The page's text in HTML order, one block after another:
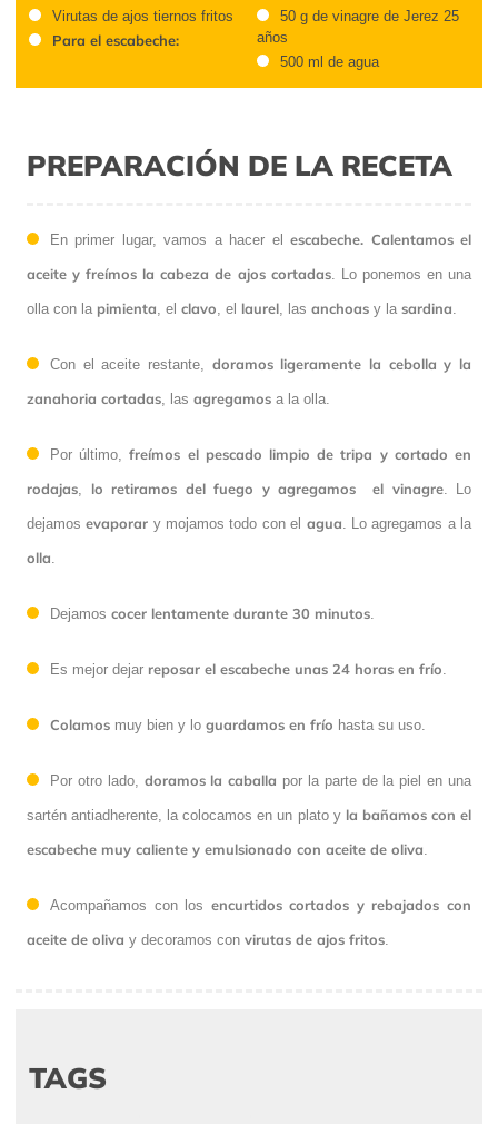
Virutas de ajos tiernos fritos
Para el escabeche:
50 g de vinagre de Jerez 25
años
500 ml de agua
PREPARACIÓN DE LA RECETA
En primer lugar, vamos a hacer el escabeche. Calentamos el
aceite y freímos la cabeza de ajos cortadas. Lo ponemos en una
olla con la pimienta, el clavo, el laurel, las anchoas y la sardina.
Con el aceite restante, doramos ligeramente la cebolla y la
zanahoria cortadas, las agregamos a la olla.
Por último,freímos el pescado limpio de tripa y cortado en
rodajas, lo retiramos del fuego y agregamos el vinagre. Lo
dejamosevaporar y mojamos todo con el agua. Lo agregamos a la
olla.
Dejamos cocer lentamente durante 30 minutos.
Es mejor dejar reposar el escabeche unas 24 horas en frío.
Colamos muy bien y lo guardamos en frío hasta su uso.
Por otro lado, doramos la caballa por la parte de la piel en una
sartén antiadherente, la colocamos en un plato y la bañamos con el
escabeche muy caliente y emulsionado con aceite de oliva.
Acompañamos con los encurtidos cortados y rebajados con
aceite de oliva y decoramos con virutas de ajos fritos.
TAGS